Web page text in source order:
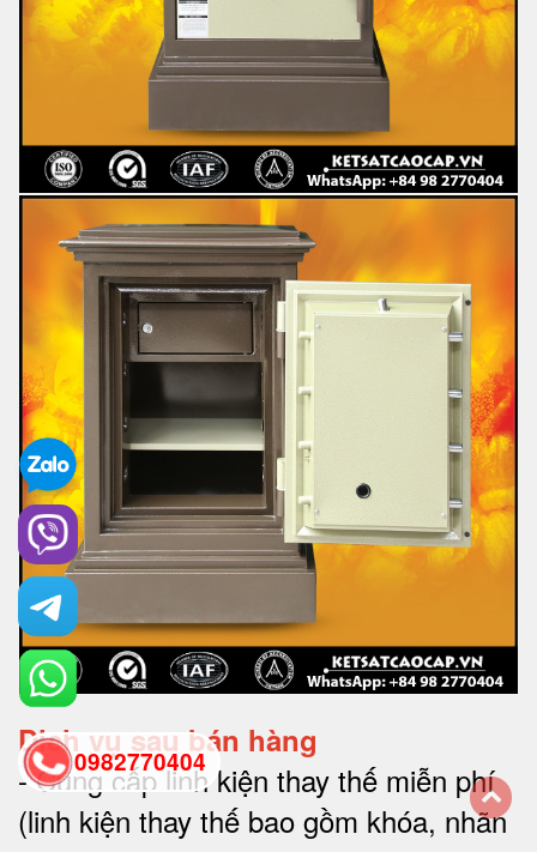
Dịch vụ sau bán hàng
-Cung cấp linh kiện thay thế miễn phí
(linh kiện thay thế bao gồm khóa, nhãn
0982770404
back